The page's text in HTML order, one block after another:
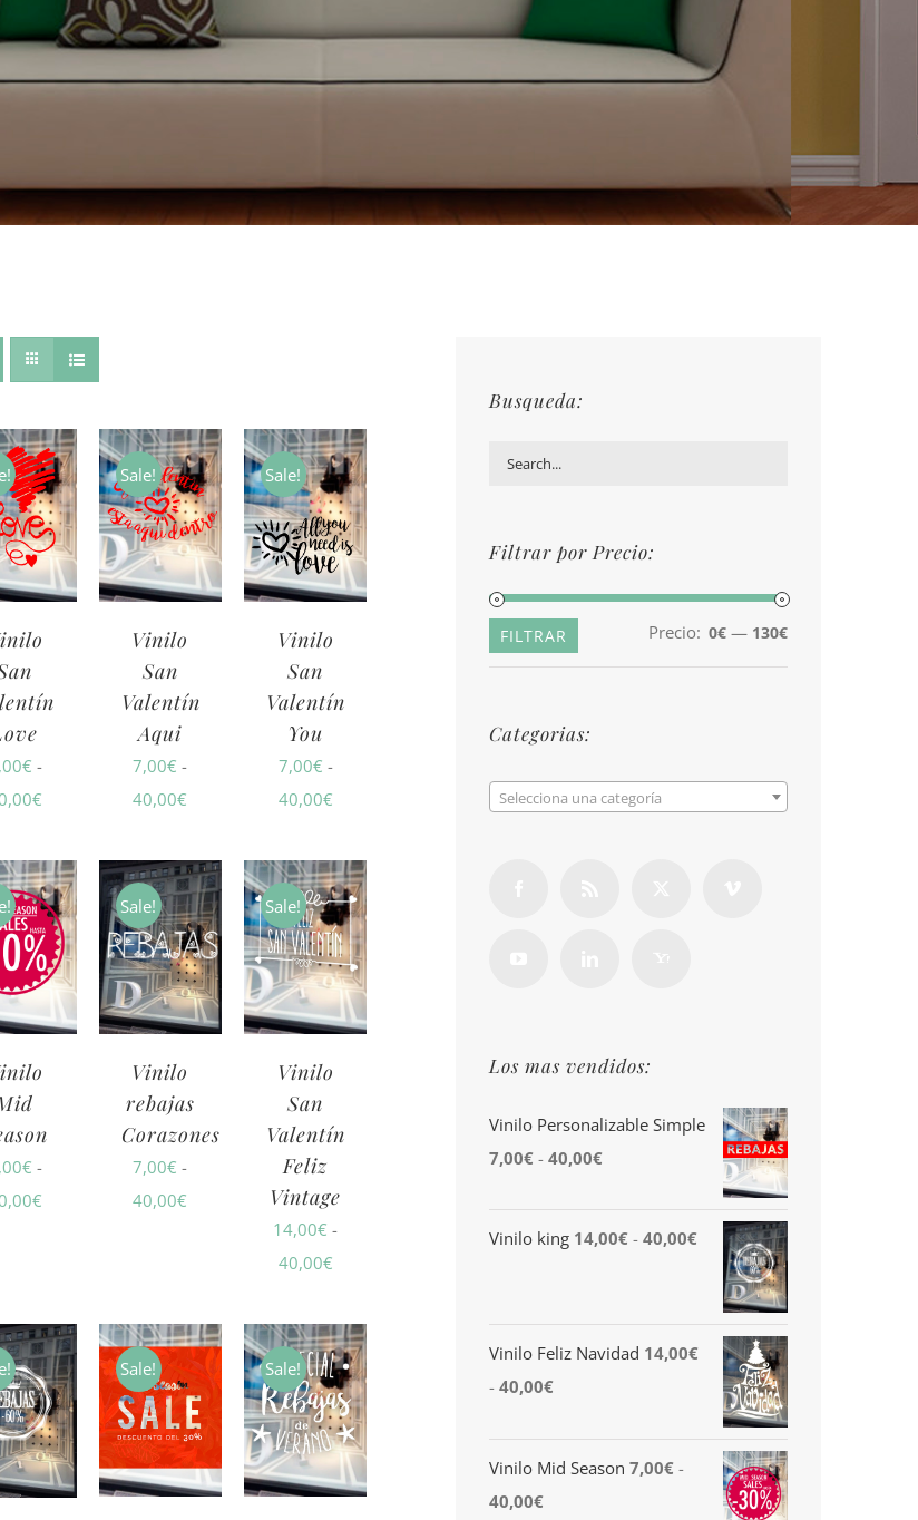
SELECCIONAR
OPCIONES
ESTE
PRODUCTO
TIENE
MÚLTIPLES
LAS
OPCIONES
SE
LA
PÁGINA
€ -
€Rango
precios:
desde
7,00€
hasta
40,00€
Sale! SELECCIONAR
OPCIONES
ESTE
PRODUCTO
TIENE
MÚLTIPLES
LAS
OPCIONES
SE
PUEDEN
ELEGIR
LA
PÁGINA
Vinilo
San
Valentín
Aqui
7,00€ -
40,00€
precios:
desde
7,00€
hasta
40,00€
Sale! SELECCIONAR
OPCIONES
ESTE
PRODUCTO
TIENE
MÚLTIPLES
LAS
OPCIONES
SE
ELEGIR
LA
PÁGINA
Vinilo
San
Valentín
You
7,00€ -
40,00€Rango
precios:
desde
7,00€
hasta
40,00€
SELECCIONAR
OPCIONES
ESTE
PRODUCTO
MÚLTIPLES
LAS
SE
PUEDEN
ELEGIR
LA
€ -
€Rango
7,00€
hasta
40,00€
Sale! SELECCIONAR
OPCIONES
ESTE
PRODUCTO
TIENE
MÚLTIPLES
LAS
SE
PUEDEN
ELEGIR
LA
Vinilo
rebajas
Corazones
7,00€ -
40,00€
7,00€
hasta
40,00€
Sale! SELECCIONAR
OPCIONES
ESTE
PRODUCTO
TIENE
MÚLTIPLES
LAS
OPCIONES
SE
ELEGIR
LA
PÁGINA
PRODUCTO
Vinilo
San
Valentín
Feliz
Vintage
14,00€ -
40,00€Rango
precios:
desde
14,00€
hasta
40,00€
SELECCIONAR
OPCIONES
ESTE
PRODUCTO
TIENE
MÚLTIPLES
Sale! SELECCIONAR
PRODUCTO
TIENE
MÚLTIPLES
Sale! SELECCIONAR
OPCIONES
ESTE
PRODUCTO
TIENE
MÚLTIPLES
Busqueda:
Filtrar por Precio:
Precio
mínimo
Precio
máximo
FILTRAR Precio: 0€ — 130€
Categorias:
Selecciona una categoría
Los mas vendidos:
Vinilo Personalizable Simple
7,00€ - 40,00€Rango
hasta
40,00€
Vinilo king 14,00€ - 40,00€Rango
precios:
desde
14,00€
hasta
40,00€
Vinilo Feliz Navidad 14,00€
- 40,00€Rango
Vinilo Mid Season 7,00€ -
40,00€Rango